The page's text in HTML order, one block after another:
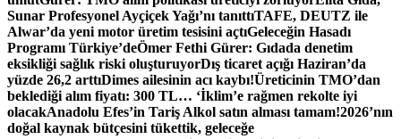
Sunar Profesyonel Ayçiçek Yağı’nı tanıttıTAFE, DEUTZ ile
Alwar’da yeni motor üretim tesisini açtıGeleceğin Hasadı
Programı Türkiye’deÖmer Fethi Gürer: Gıdada denetim
eksikliği sağlık riski oluşturuyorDış ticaret açığı Haziran’da
yüzde 26,2 arttıDimes ailesinin acı kaybı!Üreticinin TMO’dan
beklediği alım fiyatı: 300 TL… ‘İklim’e rağmen rekolte iyi
olacakAnadolu Efes’in Tariş Alkol satın alması tamam!2026’nın
doğal kaynak bütçesini tükettik, geleceğe